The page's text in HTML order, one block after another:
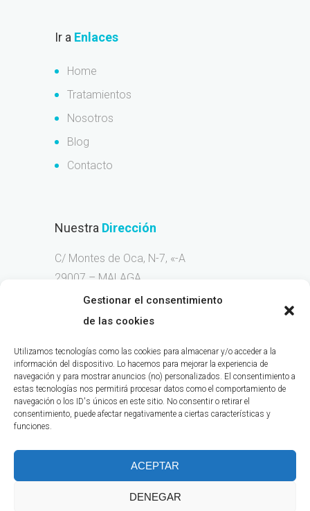
Gestionar el consentimiento
de las cookies
Utilizamos tecnologías como las cookies para almacenar y/o acceder a la
información del dispositivo. Lo hacemos para mejorar la experiencia de
navegación y para mostrar anuncios (no) personalizados. El consentimiento a
estas tecnologías nos permitirá procesar datos como el comportamiento de
navegación o los ID's únicos en este sitio. No consentir o retirar el
consentimiento, puede afectar negativamente a ciertas características y
funciones.
ACEPTAR
DENEGAR
Ir a Enlaces
Home
Tratamientos
Nosotros
Blog
Contacto
Nuestra Dirección
C/ Montes de Oca, N-7, «-A
29007 – MALAGA
NICA:26829